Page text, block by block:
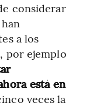
considerar
a los
por ejemplo
está en
veces la